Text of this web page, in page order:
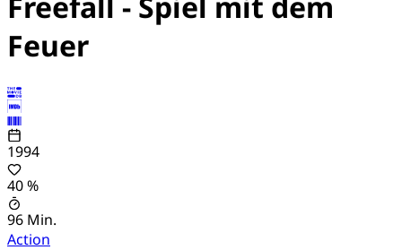
Feuer
1994
40 %
96 Min.
Action